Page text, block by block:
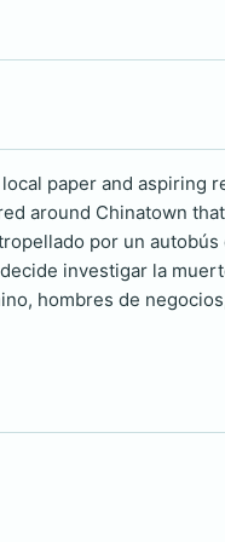
paper and aspiring
around Chinatown
por un autobús
investigar la
hombres de